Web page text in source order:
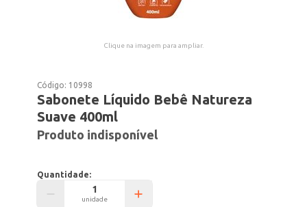
Clique na imagem para ampliar.
Código: 10998
Sabonete Líquido Bebê Natureza
Suave 400ml
Produto indisponível
Quantidade:
unidade